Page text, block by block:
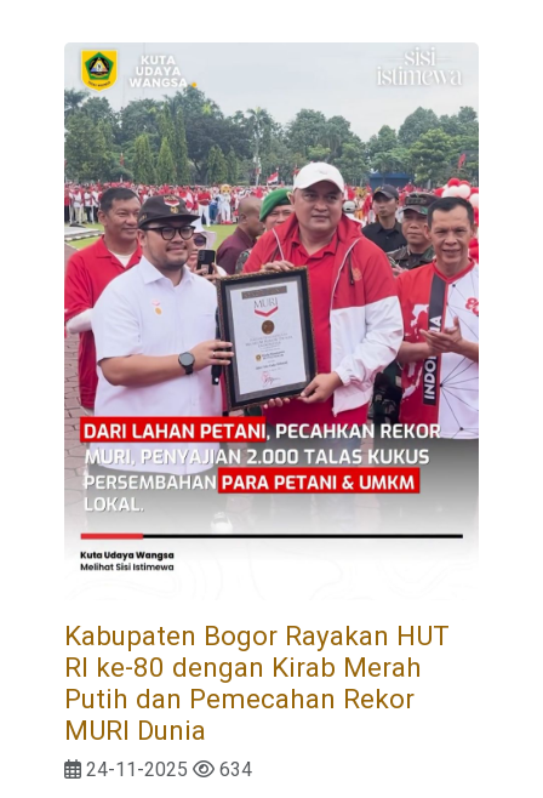
Kabupaten Bogor Rayakan HUT
RI ke-80 dengan Kirab Merah
Putih dan Pemecahan Rekor
MURI Dunia
24-11-2025
634